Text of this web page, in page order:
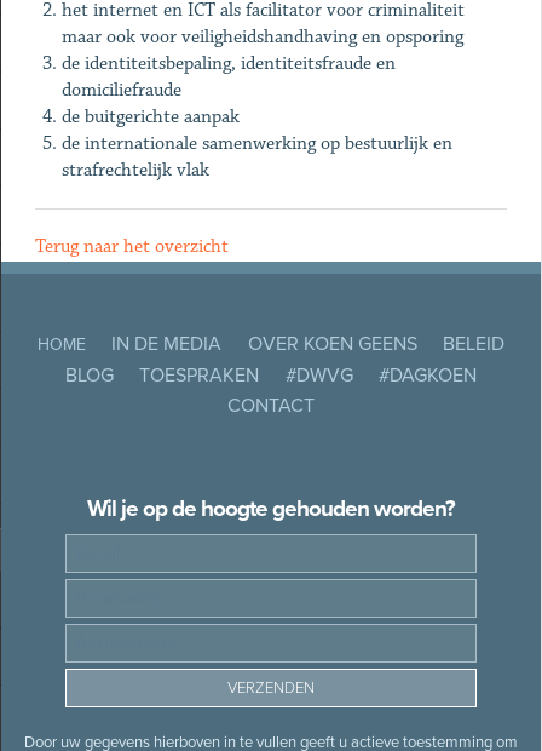
het internet en ICT als facilitator voor criminaliteit
maar ook voor veiligheidshandhaving en opsporing
de identiteitsbepaling, identiteitsfraude en
domiciliefraude
de buitgerichte aanpak
de internationale samenwerking op bestuurlijk en
strafrechtelijk vlak
Terug naar het overzicht
HOME IN DE MEDIA OVER KOEN GEENS
BELEID
BLOG
TOESPRAKEN #DWVG
#DAGKOEN
CONTACT
Wil je op de hoogte gehouden worden?
Door uw gegevens hierboven in te vullen geeft u actieve toestemming om